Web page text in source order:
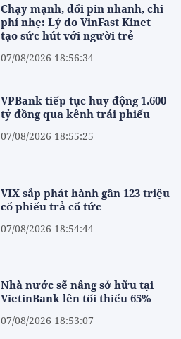
Chạy mạnh, đổi pin nhanh, chi
phí nhẹ: Lý do VinFast Kinet
tạo sức hút với người trẻ
07/08/2026 18:56:34
VPBank tiếp tục huy động 1.600
tỷ đồng qua kênh trái phiếu
07/08/2026 18:55:25
VIX sắp phát hành gần 123 triệu
cổ phiếu trả cổ tức
07/08/2026 18:54:44
Nhà nước sẽ nâng sở hữu tại
VietinBank lên tối thiểu 65%
07/08/2026 18:53:07